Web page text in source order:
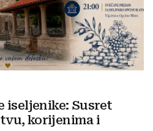
iseljenike: Susret
korijenima i